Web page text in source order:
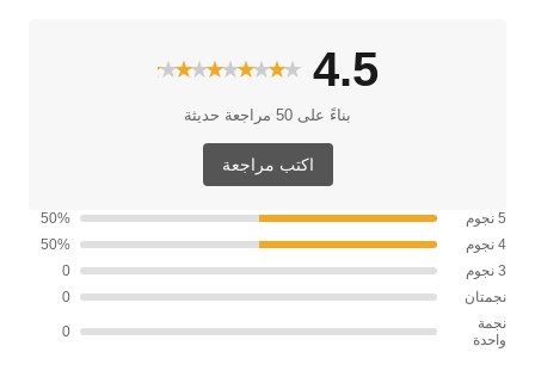
4.5
★★★★★
★★★★★
بناءً على 50 مراجعة حديثة
اكتب مراجعة
5 نجوم
50%
4 نجوم
50%
3 نجوم
0
نجمتان
0
نجمة
واحدة
0